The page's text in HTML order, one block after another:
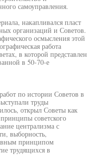
самоуправления.
накапливался пласт
организаций и Советов.
осмысления этой
работа
в которой представлен
в 50-70-е
по истории Советов в
труды
открыл Советы как
советского
централизма с
выборность,
принципом
трудящихся в